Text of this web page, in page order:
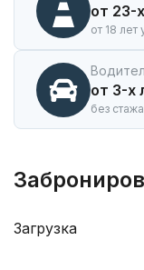
от 23-
от 18 лет
от 3-х
без
Загрузка